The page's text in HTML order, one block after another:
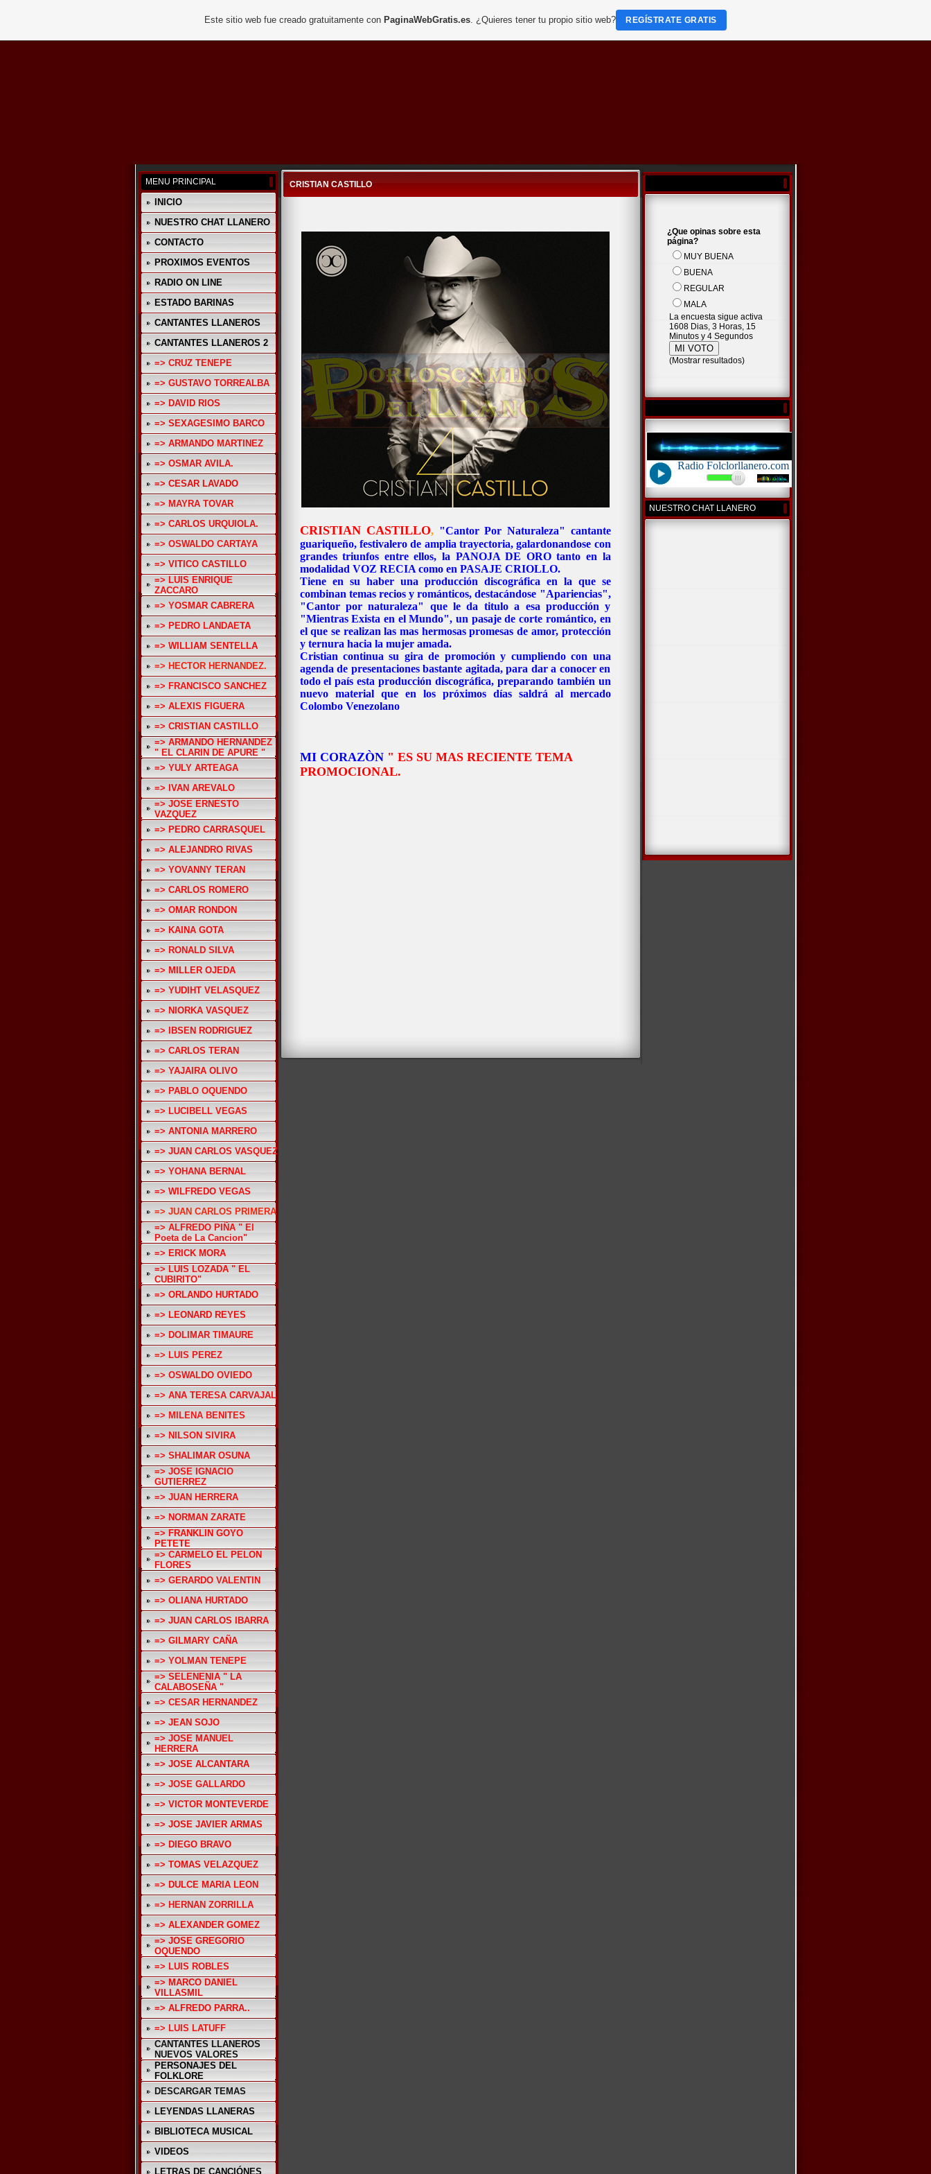
MENU PRINCIPAL
INICIO
NUESTRO CHAT LLANERO
CONTACTO
PROXIMOS EVENTOS
RADIO ON LINE
ESTADO BARINAS
CANTANTES LLANEROS
CANTANTES LLANEROS 2
=> CRUZ TENEPE
=> GUSTAVO TORREALBA
=> DAVID RIOS
=> SEXAGESIMO BARCO
=> ARMANDO MARTINEZ
=> OSMAR AVILA.
=> CESAR LAVADO
=> MAYRA TOVAR
=> CARLOS URQUIOLA.
=> OSWALDO CARTAYA
=> VITICO CASTILLO
=> LUIS ENRIQUE
ZACCARO
=> YOSMAR CABRERA
=> PEDRO LANDAETA
=> WILLIAM SENTELLA
=> HECTOR HERNANDEZ.
=> FRANCISCO SANCHEZ
=> ALEXIS FIGUERA
=> CRISTIAN CASTILLO
=> ARMANDO HERNANDEZ
" EL CLARIN DE APURE "
=> YULY ARTEAGA
=> IVAN AREVALO
=> JOSE ERNESTO
VAZQUEZ
=> PEDRO CARRASQUEL
=> ALEJANDRO RIVAS
=> YOVANNY TERAN
=> CARLOS ROMERO
=> OMAR RONDON
=> KAINA GOTA
=> RONALD SILVA
=> MILLER OJEDA
=> YUDIHT VELASQUEZ
=> NIORKA VASQUEZ
=> IBSEN RODRIGUEZ
=> CARLOS TERAN
=> YAJAIRA OLIVO
=> PABLO OQUENDO
=> LUCIBELL VEGAS
=> ANTONIA MARRERO
=> JUAN CARLOS VASQUEZ
=> YOHANA BERNAL
=> WILFREDO VEGAS
=> JUAN CARLOS PRIMERA
=> ALFREDO PIÑA " El
Poeta de La Cancion"
=> ERICK MORA
=> LUIS LOZADA " EL
CUBIRITO"
=> ORLANDO HURTADO
=> LEONARD REYES
=> DOLIMAR TIMAURE
=> LUIS PEREZ
=> OSWALDO OVIEDO
=> ANA TERESA CARVAJAL
=> MILENA BENITES
=> NILSON SIVIRA
=> SHALIMAR OSUNA
=> JOSE IGNACIO
GUTIERREZ
=> JUAN HERRERA
=> NORMAN ZARATE
=> FRANKLIN GOYO
PETETE
=> CARMELO EL PELON
FLORES
=> GERARDO VALENTIN
=> OLIANA HURTADO
=> JUAN CARLOS IBARRA
=> GILMARY CAÑA
=> YOLMAN TENEPE
=> SELENENIA " LA
CALABOSEÑA "
=> CESAR HERNANDEZ
=> JEAN SOJO
=> JOSE MANUEL
HERRERA
=> JOSE ALCANTARA
=> JOSE GALLARDO
=> VICTOR MONTEVERDE
=> JOSE JAVIER ARMAS
=> DIEGO BRAVO
=> TOMAS VELAZQUEZ
=> DULCE MARIA LEON
=> HERNAN ZORRILLA
=> ALEXANDER GOMEZ
=> JOSE GREGORIO
OQUENDO
=> LUIS ROBLES
=> MARCO DANIEL
VILLASMIL
=> ALFREDO PARRA..
=> LUIS LATUFF
CANTANTES LLANEROS
NUEVOS VALORES
PERSONAJES DEL
FOLKLORE
DESCARGAR TEMAS
LEYENDAS LLANERAS
BIBLIOTECA MUSICAL
VIDEOS
LETRAS DE CANCIÓNES
CRISTIAN CASTILLO
CRISTIAN CASTILLO, "Cantor Por Naturaleza" cantante
guariqueño, festivalero de amplia trayectoria, galardonandose con
grandes triunfos entre ellos, la PANOJA DE ORO tanto en la
modalidad VOZ RECIA como en PASAJE CRIOLLO.
Tiene en su haber una producción discográfica en la que se
combinan temas recios y románticos, destacándose "Apariencias",
"Cantor por naturaleza" que le da titulo a esa producción y
"Mientras Exista en el Mundo", un pasaje de corte romántico, en
el que se realizan las mas hermosas promesas de amor, protección
y ternura hacia la mujer amada.
Cristian continua su gira de promoción y cumpliendo con una
agenda de presentaciones bastante agitada, para dar a conocer en
todo el país esta producción discográfica, preparando también un
nuevo material que en los próximos días saldrá al mercado
Colombo Venezolano
MI CORAZÒN " ES SU MAS RECIENTE TEMA
PROMOCIONAL.
¿Que opinas sobre esta
página?
MUY BUENA
BUENA
REGULAR
MALA
La encuesta sigue activa
1608 Dias, 3 Horas, 15
Minutos y 4 Segundos
(Mostrar resultados)
NUESTRO CHAT LLANERO
Este sitio web fue creado gratuitamente con PaginaWebGratis.es. ¿Quieres tener tu propio sitio web? REGÍSTRATE GRATIS